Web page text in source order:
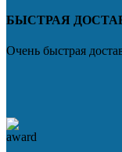
БЫСТРАЯ
Очень быстрая